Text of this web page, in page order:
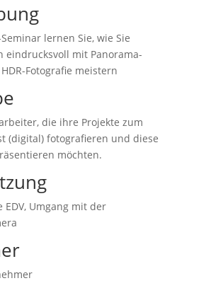
lernen Sie, wie Sie
eindrucksvoll mit Panorama-
Fotografie meistern
die ihre Projekte zum
(digital) fotografieren und diese
möchten.
Umgang mit der